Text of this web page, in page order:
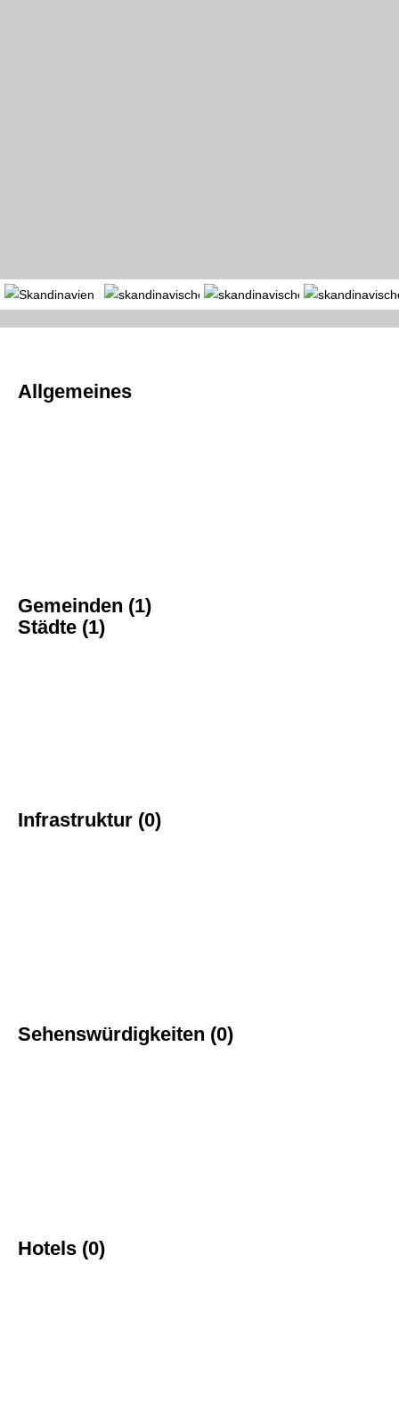
Portal Länder
Allgemeines
Gemeinden (1)
Städte (1)
Infrastruktur (0)
Sehenswürdigkeiten (0)
Hotels (0)